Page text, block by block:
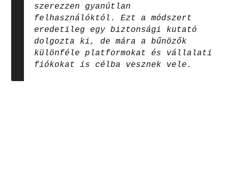
szerezzen gyanútlan
felhasználóktól. Ezt a módszert
eredetileg egy biztonsági kutató
dolgozta ki, de mára a bűnözők
különféle platformokat és vállalati
fiókokat is célba vesznek vele.